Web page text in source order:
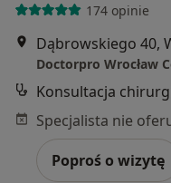
174 opinie
Dąbrowskiego 40,
Doctorpro Wrocław
Konsultacja
Poproś o wizytę